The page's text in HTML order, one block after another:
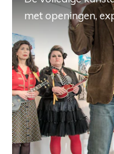
met openingen,